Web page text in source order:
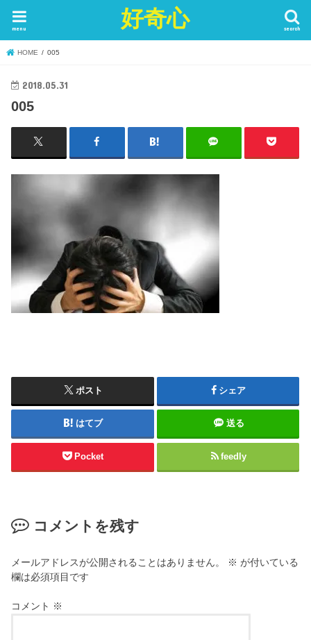
好奇心 search
menu
HOME 005
2018.05.31
005
ポスト シェア
はてブ 送る
Pocket feedly
コメントを残す
メールアドレスが公開されることはありません。 ※ が付いている
欄は必須項目です
コメント ※